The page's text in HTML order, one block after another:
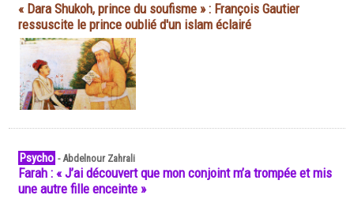
« Dara Shukoh, prince du soufisme » : François Gautier
ressuscite le prince oublié d'un islam éclairé
Psycho -Abdelnour Zahrali
Farah : « J’ai découvert que mon conjoint m’a trompée et mis
une autre fille enceinte »